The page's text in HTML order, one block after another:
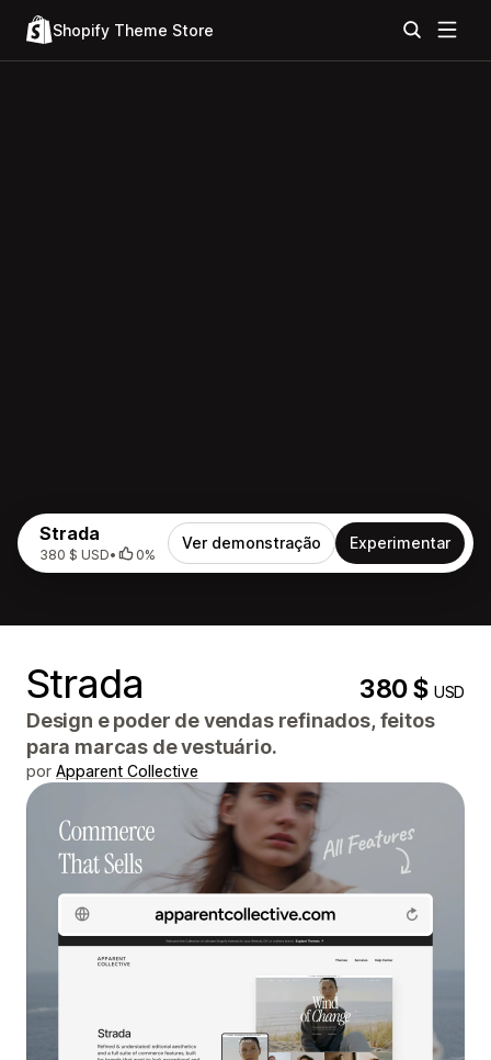
Shopify Theme Store
Strada
380 $ USD• 0%
Ver demonstração Experimentar
Strada 380 $USD
Design e poder de vendas refinados, feitos
para marcas de vestuário.
por Apparent Collective